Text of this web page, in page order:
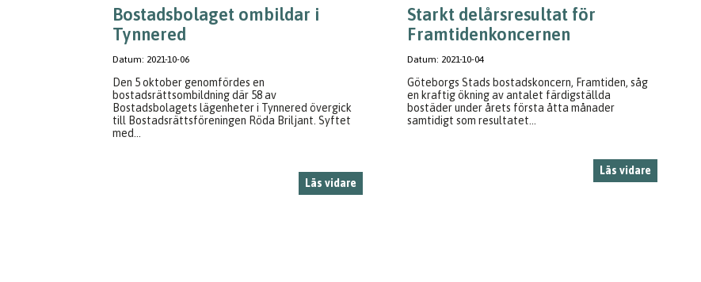
Bostadsbolaget ombildar i
Tynnered
Datum: 2021-10-06
Den 5 oktober genomfördes en
bostadsrättsombildning där 58 av
Bostadsbolagets lägenheter i Tynnered övergick
till Bostadsrättsföreningen Röda Briljant. Syftet
med...
Läs vidare
Starkt delårsresultat för
Framtidenkoncernen
Datum: 2021-10-04
Göteborgs Stads bostadskoncern, Framtiden, såg
en kraftig ökning av antalet färdigställda
bostäder under årets första åtta månader
samtidigt som resultatet...
Läs vidare